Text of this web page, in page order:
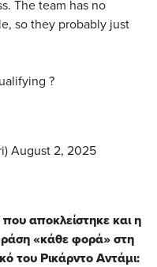
The team has no
so they probably just
?
August 2, 2025
αποκλείστηκε και η
«κάθε φορά» στη
του Ρικάρντο Αντάμι: